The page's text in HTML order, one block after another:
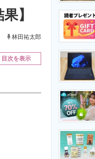
エネルギーの専門メディア
】
林田祐太郎
目次を表示